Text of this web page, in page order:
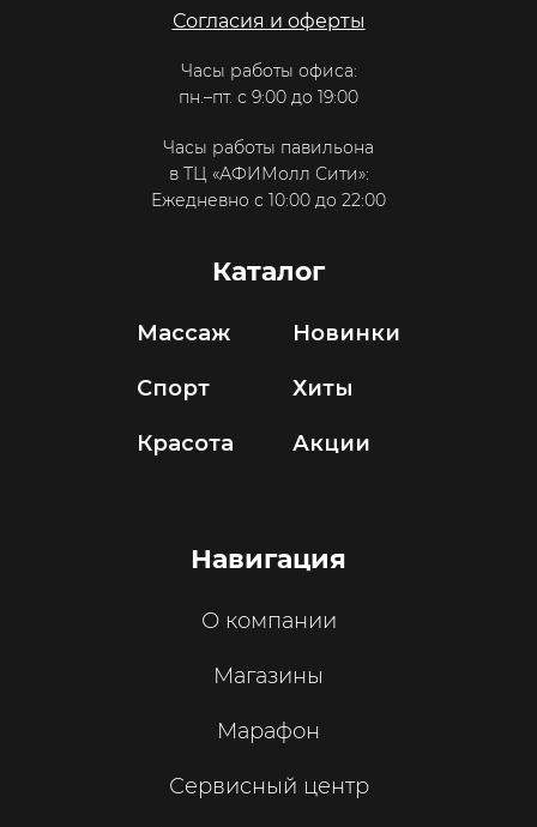
Согласия и оферты
Часы работы офиса:
пн.–пт. с 9:00 до 19:00
Часы работы павильона
в ТЦ «АФИМолл Сити»:
Ежедневно с 10:00 до 22:00
Каталог
Массаж
Спорт
Красота
Новинки
Хиты
Акции
Навигация
О компании
Магазины
Марафон
Сервисный центр